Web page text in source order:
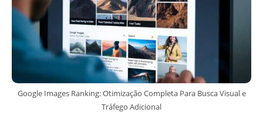
Google Images Ranking: Otimização Completa Para Busca Visual e
Tráfego Adicional